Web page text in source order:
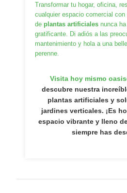
Transformar tu hogar, oficina,
cualquier espacio comercial con
de plantas artificiales nunca
gratificante. Di adiós a las
mantenimiento y hola a una
perenne.
Visita hoy mismo
descubre nuestra
plantas artificiales y
jardines verticales. ¡Es
espacio vibrante y lleno
siempre has